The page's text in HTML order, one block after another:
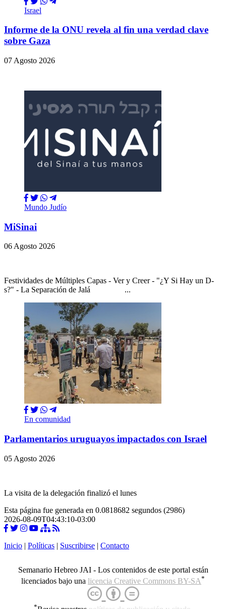
Israel
Informe de la ONU revela al fin una verdad clave
sobre Gaza
07 Agosto 2026
Mundo Judío
MiSinai
06 Agosto 2026
Festividades de Múltiples Capas - Ver y Creer - "¿Y Si Hay un D-
s?" - La Separación de Jalá ...
En comunidad
Parlamentarios uruguayos impactados con Israel
05 Agosto 2026
La visita de la delegación finalizó el lunes
Esta página fue generada en 0.0818682 segundos (2986)
2026-08-09T04:43:10-03:00
Inicio | Políticas | Suscribirse | Contacto
Semanario Hebreo JAI - Los contenidos de este portal están
licenciados bajo una licencia Creative Commons BY-SA*
*